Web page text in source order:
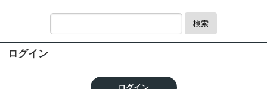
検索
ログイン